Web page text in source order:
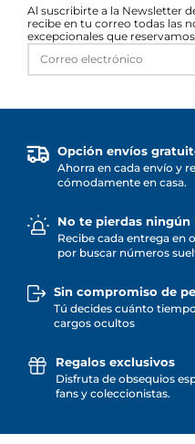
Al suscribirte a la Newsletter
recibe en tu correo todas las
excepcionales que
Opción envíos
Ahorra en cada envío y
cómodamente en casa.
No te pierdas ningún
Recibe cada entrega en
por buscar números
Sin compromiso de
Tú decides cuánto
cargos ocultos
Regalos exclusivos
Disfruta de obsequios
fans y coleccionistas.